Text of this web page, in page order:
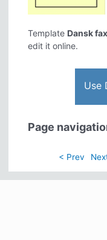
Template Dansk
edit it online.
Use
Page
< Prev